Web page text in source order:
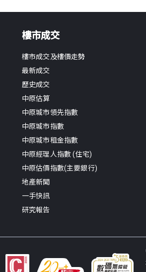
樓市成交
樓市成交及樓價走勢
最新成交
歷史成交
中原估算
中原城市領先指數
中原城市指數
中原城市租金指數
中原經理人指數 (住宅)
中原估價指數(主要銀行)
地產新聞
一手快訊
研究報告